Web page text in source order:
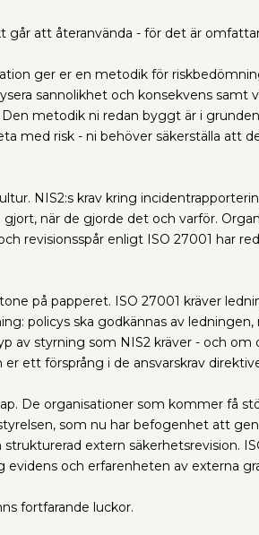
går att återanvända - för det är
ger er en metodik för
sannolikhet och konsekvens
metodik ni redan byggt är i
med risk - ni behöver säkerställa att
NIS2:s krav kring
när de gjorde det och varför.
revisionsspår enligt ISO 27001 har
på papperet. ISO 27001 kräver
policys ska godkännas av
av styrning som NIS2 kräver - och
ett försprång i de ansvarskrav
De organisationer som kommer få
som nu har befogenhet att
extern säkerhetsrevision.
evidens och erfarenheten av externa
fortfarande luckor.